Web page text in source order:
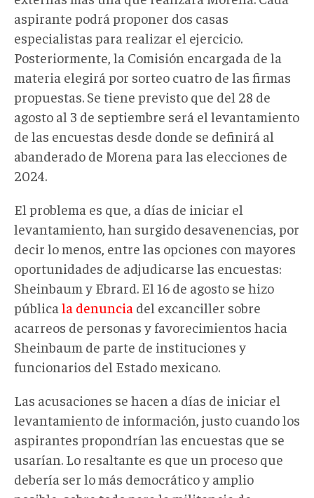
aspirante podrá proponer dos casas
especialistas para realizar el ejercicio.
Posteriormente, la Comisión encargada de la
materia elegirá por sorteo cuatro de las firmas
propuestas. Se tiene previsto que del 28 de
agosto al 3 de septiembre será el levantamiento
de las encuestas desde donde se definirá al
abanderado de Morena para las elecciones de
2024.
El problema es que, a días de iniciar el
levantamiento, han surgido desavenencias, por
decir lo menos, entre las opciones con mayores
oportunidades de adjudicarse las encuestas:
Sheinbaum y Ebrard. El 16 de agosto se hizo
pública la denuncia del excanciller sobre
acarreos de personas y favorecimientos hacia
Sheinbaum de parte de instituciones y
funcionarios del Estado mexicano.
Las acusaciones se hacen a días de iniciar el
levantamiento de información, justo cuando los
aspirantes propondrían las encuestas que se
usarían. Lo resaltante es que un proceso que
debería ser lo más democrático y amplio